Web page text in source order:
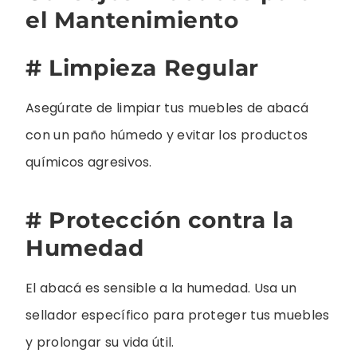
el Mantenimiento
# Limpieza Regular
Asegúrate de limpiar tus muebles de abacá
con un paño húmedo y evitar los productos
químicos agresivos.
# Protección contra la
Humedad
El abacá es sensible a la humedad. Usa un
sellador específico para proteger tus muebles
y prolongar su vida útil.